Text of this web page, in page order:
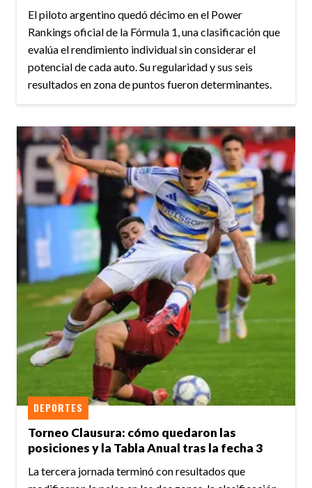
El piloto argentino quedó décimo en el Power
Rankings oficial de la Fórmula 1, una clasificación que
evalúa el rendimiento individual sin considerar el
potencial de cada auto. Su regularidad y sus seis
resultados en zona de puntos fueron determinantes.
Torneo Clausura: cómo quedaron las
posiciones y la Tabla Anual tras la fecha 3
DEPORTES
La tercera jornada terminó con resultados que